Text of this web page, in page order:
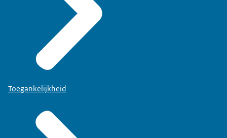
Toegankelijkheid